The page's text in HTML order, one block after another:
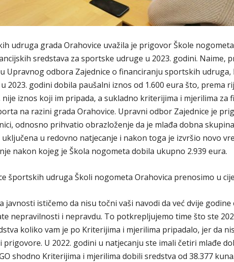
udruga grada Orahovice uvažila je prigovor Škole
sredstava za sportske udruge u 2023. godini. Naime,
Upravnog odbora Zajednice o financiranju sportskih udruga,
2023. godini dobila paušalni iznos od 1.600 eura što, prema
nije iznos koji im pripada, a sukladno kriterijima i mjerilima za
na razini grada Orahovice. Upravni odbor Zajednice je
odnosno prihvatio obrazloženje da je mlađa dobna skupina
uključena u redovno natjecanje i nakon toga je izvršio novo
nakon kojeg je Škola nogometa dobila ukupno 2.939 eura.
športskih udruga Školi nogometa Orahovica prenosimo u
javnosti ističemo da nisu točni vaši navodi da već dvije godine
nepravilnosti i nepravdu. To potkrepljujemo time što ste
koliko vam je po Kriterijima i mjerilima pripadalo, jer da
U 2022. godini u natjecanju ste imali četiri mlađe
shodno Kriterijima i mjerilima dobili sredstva od 38.377